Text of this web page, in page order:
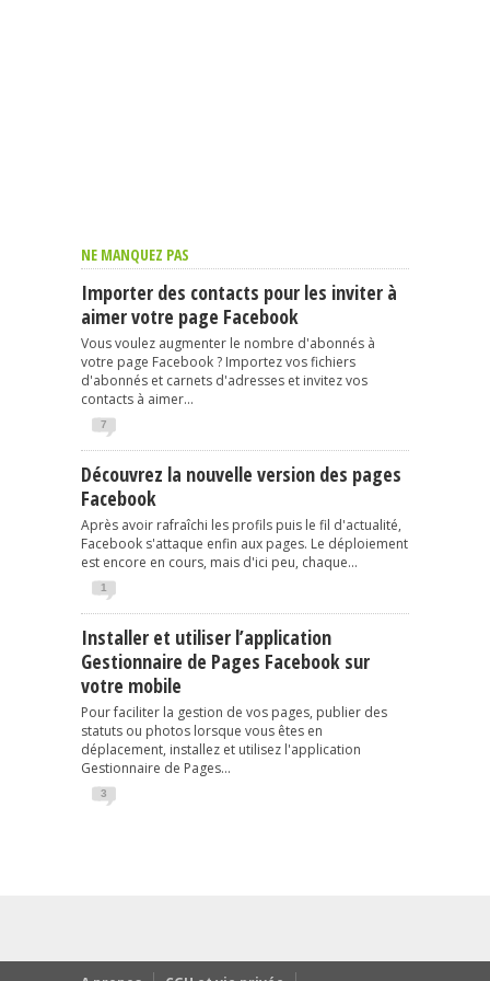
NE MANQUEZ PAS
Importer des contacts pour les inviter à
aimer votre page Facebook
Vous voulez augmenter le nombre d'abonnés à
votre page Facebook ? Importez vos fichiers
d'abonnés et carnets d'adresses et invitez vos
contacts à aimer...
7
Découvrez la nouvelle version des pages
Facebook
Après avoir rafraîchi les profils puis le fil d'actualité,
Facebook s'attaque enfin aux pages. Le déploiement
est encore en cours, mais d'ici peu, chaque...
1
Installer et utiliser l’application
Gestionnaire de Pages Facebook sur
votre mobile
Pour faciliter la gestion de vos pages, publier des
statuts ou photos lorsque vous êtes en
déplacement, installez et utilisez l'application
Gestionnaire de Pages...
3